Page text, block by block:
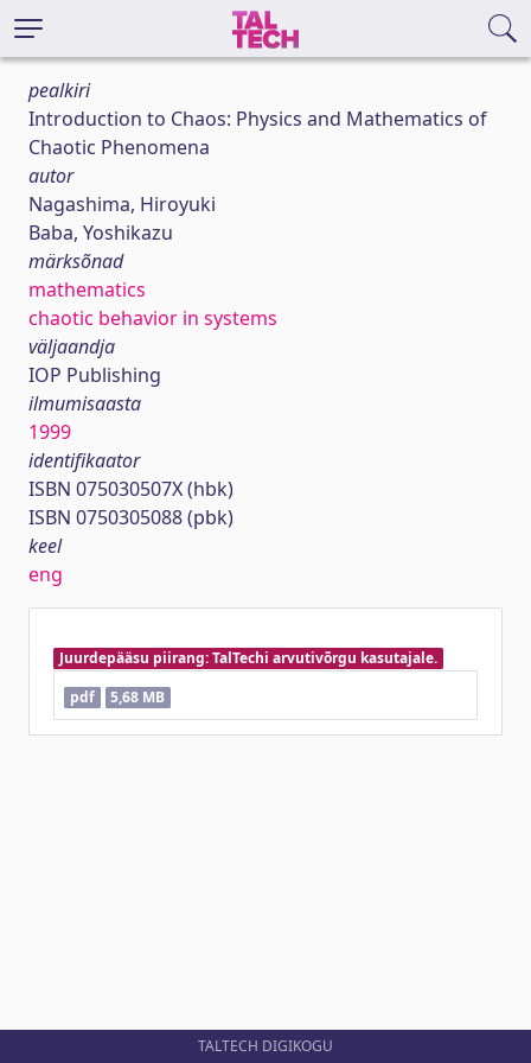
pealkiri
Introduction to Chaos: Physics and Mathematics of
Chaotic Phenomena
autor
Nagashima, Hiroyuki
Baba, Yoshikazu
märksõnad
mathematics
chaotic behavior in systems
väljaandja
IOP Publishing
ilmumisaasta
1999
identifikaator
ISBN 075030507X (hbk)
ISBN 0750305088 (pbk)
keel
eng
Juurdepääsu piirang: TalTechi arvutivõrgu kasutajale.
pdf
5,68 MB
TALTECH DIGIKOGU